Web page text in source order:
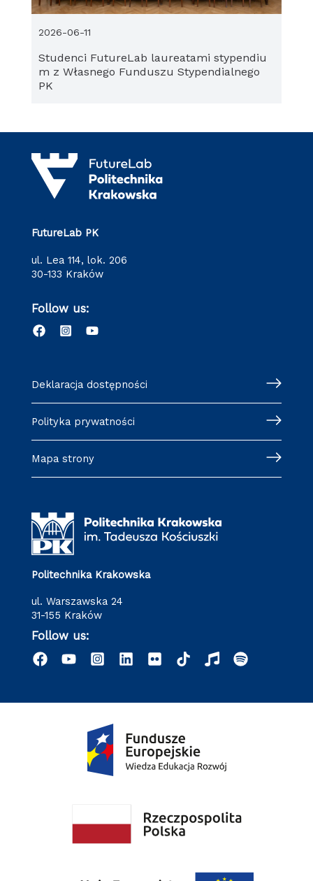
Studenci FutureLab laureatami stypendiu
m z Własnego Funduszu Stypendialnego
PK
2026-06-11
FutureLab PK
ul. Lea 114, lok. 206
30-133 Kraków
Follow us:
Deklaracja dostępności
Polityka prywatności
Mapa strony
Politechnika Krakowska
ul. Warszawska 24
31-155 Kraków
Follow us: